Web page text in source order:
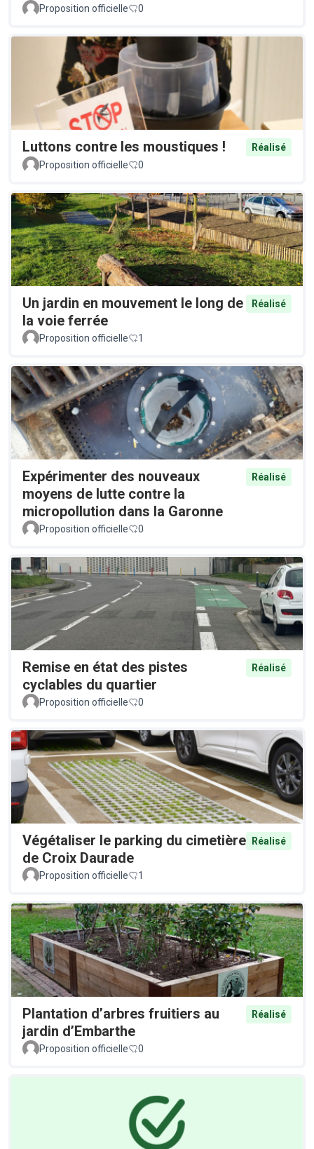
Proposition officielle 0
Luttons contre les moustiques !
Réalisé
Proposition officielle
0
Un jardin en mouvement le long de
la voie ferrée
Réalisé
Proposition officielle 1
Expérimenter des nouveaux
moyens de lutte contre la
micropollution dans la Garonne
Réalisé
Proposition officielle 0
Remise en état des pistes
cyclables du quartier
Réalisé
Proposition officielle 0
Végétaliser le parking du cimetière
de Croix Daurade
Réalisé
Proposition officielle 1
Plantation d’arbres fruitiers au
jardin d’Embarthe
Réalisé
Proposition officielle 0